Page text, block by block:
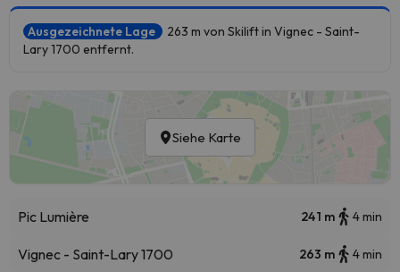
Ausgezeichnete Lage
263 m von Skilift in Vignec - Saint-
Lary 1700 entfernt.
Siehe Karte
Pic Lumière 241 m 4 min
Vignec - Saint-Lary 1700 263 m 4 min